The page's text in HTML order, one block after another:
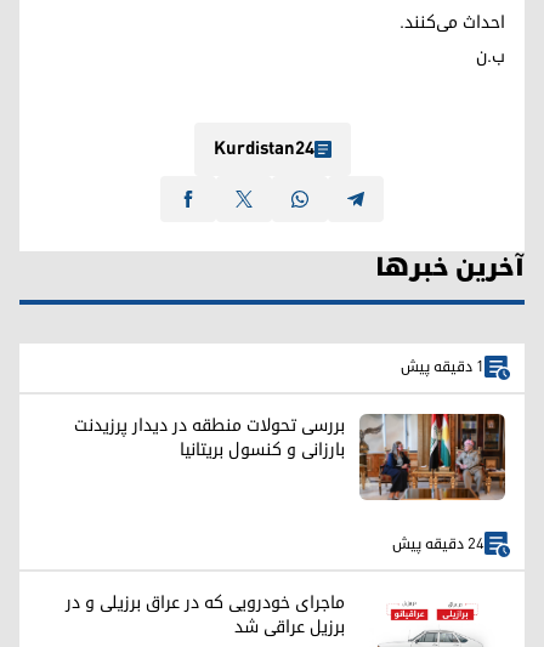
احداث می‌کنند.
ب.ن
Kurdistan24
آخرین خبرها
1 دقیقه پیش
بررسی تحولات منطقه در دیدار پرزیدنت
بارزانی و کنسول بریتانیا
24 دقیقه پیش
ماجرای خودرویی که در عراق برزیلی و در
برزیل عراقی شد